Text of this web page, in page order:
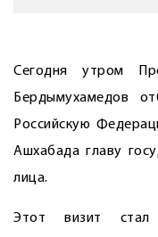
Сегодня утром
Бердымухамедов
Российскую
Ашхабада главу
лица.
Этот визит